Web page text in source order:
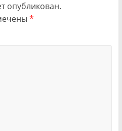
опубликован.
*